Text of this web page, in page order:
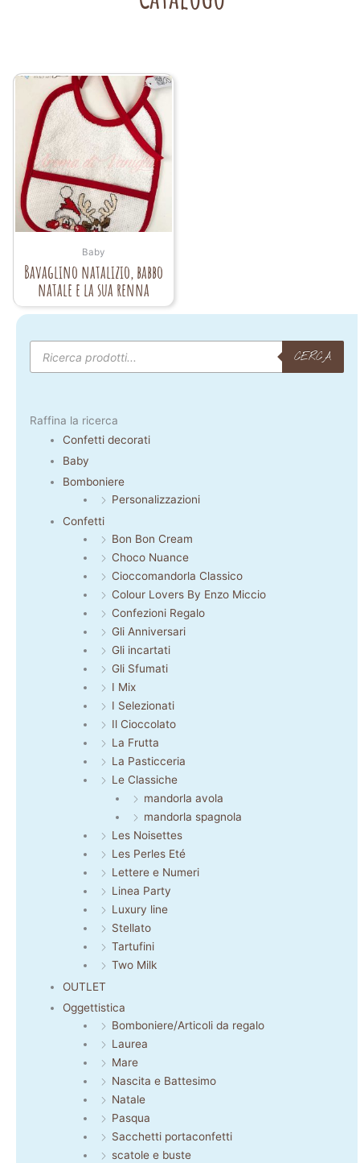
Baby
Bavaglino natalizio, babbo
natale e la sua renna
Products
search
CERCA
Raffina la ricerca
Confetti decorati
Baby
Bomboniere
Personalizzazioni
Confetti
Bon Bon Cream
Choco Nuance
Cioccomandorla Classico
Colour Lovers By Enzo Miccio
Confezioni Regalo
Gli Anniversari
Gli incartati
Gli Sfumati
I Mix
I Selezionati
Il Cioccolato
La Frutta
La Pasticceria
Le Classiche
mandorla avola
mandorla spagnola
Les Noisettes
Les Perles Eté
Lettere e Numeri
Linea Party
Luxury line
Stellato
Tartufini
Two Milk
OUTLET
Oggettistica
Bomboniere/Articoli da regalo
Laurea
Mare
Nascita e Battesimo
Natale
Pasqua
Sacchetti portaconfetti
scatole e buste